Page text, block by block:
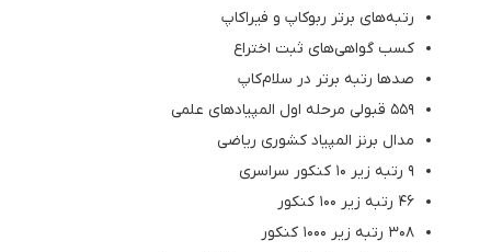
رتبه‌های برتر ربوکاپ و فیراکاپ
کسب گواهی‌های ثبت اختراع
صدها رتبه برتر در سلام‌کاپ
۵۵۹ قبولی مرحله اول المپیادهای علمی
مدال برنز المپیاد کشوری ریاضی
۹ رتبه زیر ۱۰ کنکور سراسری
۴۶ رتبه زیر ۱۰۰ کنکور
۳۰۸ رتبه زیر ۱۰۰۰ کنکور